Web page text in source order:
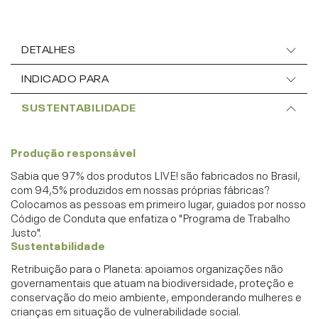
DETALHES
INDICADO PARA
SUSTENTABILIDADE
Produção responsável
Sabia que 97% dos produtos LIVE! são fabricados no Brasil,
com 94,5% produzidos em nossas próprias fábricas?
Colocamos as pessoas em primeiro lugar, guiados por nosso
Código de Conduta que enfatiza o "Programa de Trabalho
Justo".
Sustentabilidade
Retribuição para o Planeta: apoiamos organizações não
governamentais que atuam na biodiversidade, proteção e
conservação do meio ambiente, emponderando mulheres e
crianças em situação de vulnerabilidade social.